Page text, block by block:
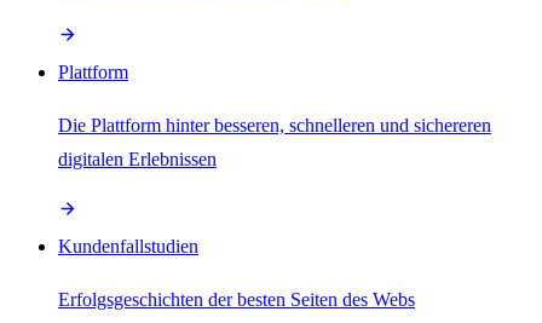
Plattform
Die Plattform hinter besseren, schnelleren und sichereren
digitalen Erlebnissen
Kundenfallstudien
Erfolgsgeschichten der besten Seiten des Webs